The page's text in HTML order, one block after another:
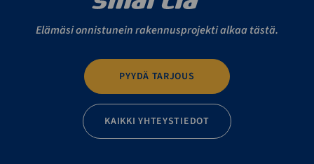
Elämäsi onnistunein rakennusprojekti alkaa tästä.
PYYDÄ TARJOUS
KAIKKI YHTEYSTIEDOT